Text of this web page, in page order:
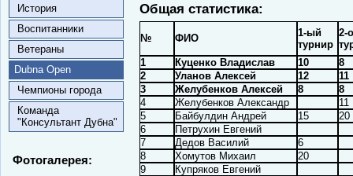
История
Воспитанники
Ветераны
Dubna Open
Чемпионы города
Команда
"Консультант Дубна"
Фотогалерея:
Общая статистика:
№ ФИО
1-ый
турнир
2-
1
Куценко Владислав 10
8
2
Уланов Алексей 12
11
3
Желубенков Алексей 8
8
4
Желубенков Александр
11
5
Байбулдин Андрей 15
20
6
Петрухин Евгений
7
Дедов Василий
6
8
Хомутов Михаил
20
9
Купряков Евгений